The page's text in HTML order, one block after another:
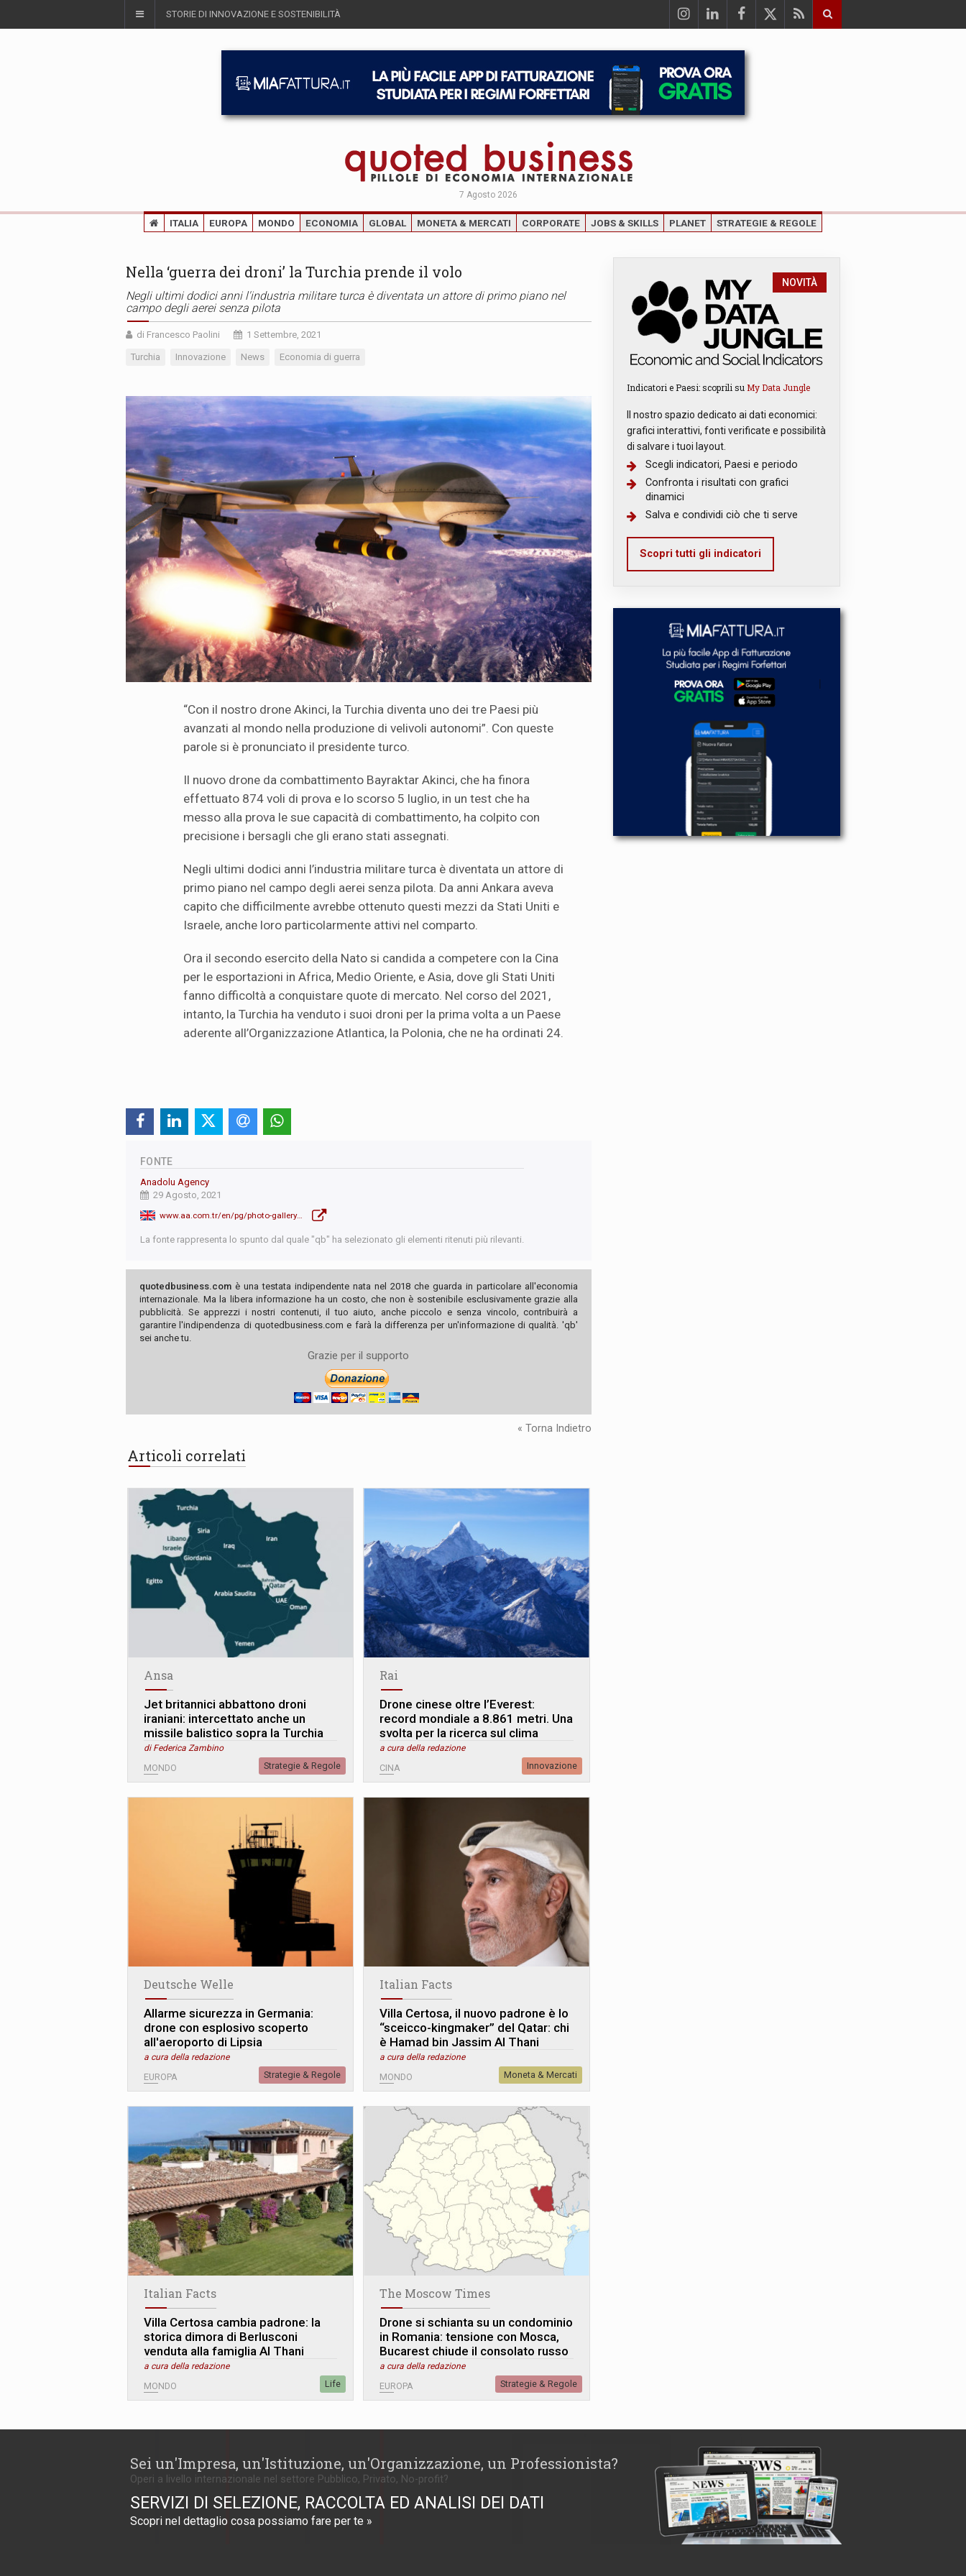
STORIE DI INNOVAZIONE E SOSTENIBILITÀ
7 Agosto 2026
ITALIA EUROPA MONDO ECONOMIA GLOBAL MONETA & MERCATI CORPORATE JOBS & SKILLS PLANET STRATEGIE & REGOLE
Nella ‘guerra dei droni’ la Turchia prende il volo
Negli ultimi dodici anni l'industria militare turca è diventata un attore di primo piano nel
campo degli aerei senza pilota
di Francesco Paolini 1 Settembre, 2021
Turchia Innovazione News Economia di guerra
“Con il nostro drone Akinci, la Turchia diventa uno dei tre Paesi più
avanzati al mondo nella produzione di velivoli autonomi”. Con queste
parole si è pronunciato il presidente turco.
Il nuovo drone da combattimento Bayraktar Akinci, che ha finora
effettuato 874 voli di prova e lo scorso 5 luglio, in un test che ha
messo alla prova le sue capacità di combattimento, ha colpito con
precisione i bersagli che gli erano stati assegnati.
Negli ultimi dodici anni l’industria militare turca è diventata un attore di
primo piano nel campo degli aerei senza pilota. Da anni Ankara aveva
capito che difficilmente avrebbe ottenuto questi mezzi da Stati Uniti e
Israele, anche loro particolarmente attivi nel comparto.
Ora il secondo esercito della Nato si candida a competere con la Cina
per le esportazioni in Africa, Medio Oriente, e Asia, dove gli Stati Uniti
fanno difficoltà a conquistare quote di mercato. Nel corso del 2021,
intanto, la Turchia ha venduto i suoi droni per la prima volta a un Paese
aderente all’Organizzazione Atlantica, la Polonia, che ne ha ordinati 24.
FONTE
Anadolu Agency
29 Agosto, 2021
www.aa.com.tr/en/pg/photo-gallery/delivery-ceremony-for-bayraktar-akinci-ucav/2
La fonte rappresenta lo spunto dal quale "qb" ha selezionato gli elementi ritenuti più rilevanti.
quotedbusiness.com è una testata indipendente nata nel 2018 che guarda in particolare all'economia
internazionale. Ma la libera informazione ha un costo, che non è sostenibile esclusivamente grazie alla
pubblicità. Se apprezzi i nostri contenuti, il tuo aiuto, anche piccolo e senza vincolo, contribuirà a
garantire l'indipendenza di quotedbusiness.com e farà la differenza per un'informazione di qualità. 'qb'
sei anche tu.
Grazie per il supporto
« Torna Indietro
Articoli correlati
Ansa
Jet britannici abbattono droni
iraniani: intercettato anche un
missile balistico sopra la Turchia
di Federica Zambino
MONDO Strategie & Regole
Rai
Drone cinese oltre l’Everest:
record mondiale a 8.861 metri. Una
svolta per la ricerca sul clima
a cura della redazione
CINA Innovazione
Deutsche Welle
Allarme sicurezza in Germania:
drone con esplosivo scoperto
all'aeroporto di Lipsia
a cura della redazione
EUROPA Strategie & Regole
Italian Facts
Villa Certosa, il nuovo padrone è lo
“sceicco-kingmaker” del Qatar: chi
è Hamad bin Jassim Al Thani
a cura della redazione
MONDO Moneta & Mercati
Italian Facts
Villa Certosa cambia padrone: la
storica dimora di Berlusconi
venduta alla famiglia Al Thani
a cura della redazione
MONDO Life
The Moscow Times
Drone si schianta su un condominio
in Romania: tensione con Mosca,
Bucarest chiude il consolato russo
a cura della redazione
EUROPA Strategie & Regole
NOVITÀ
Indicatori e Paesi: scoprili su My Data Jungle
Il nostro spazio dedicato ai dati economici:
grafici interattivi, fonti verificate e possibilità
di salvare i tuoi layout.
Scegli indicatori, Paesi e periodo
Confronta i risultati con grafici
dinamici
Salva e condividi ciò che ti serve
Scopri tutti gli indicatori
Sei un'Impresa, un'Istituzione, un'Organizzazione, un Professionista?
Operi a livello internazionale nel settore Pubblico, Privato, No-profit?
SERVIZI DI SELEZIONE, RACCOLTA ED ANALISI DEI DATI
Scopri nel dettaglio cosa possiamo fare per te »